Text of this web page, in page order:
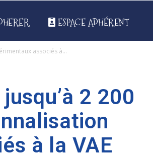
ESPACE ADHÉRENT
associés à...
2 200
à la VAE